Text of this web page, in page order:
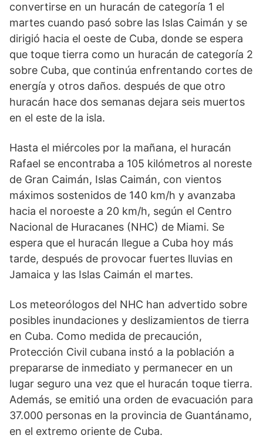
convertirse en un huracán de categoría 1 el
martes cuando pasó sobre las Islas Caimán y se
dirigió hacia el oeste de Cuba, donde se espera
que toque tierra como un huracán de categoría 2
sobre Cuba, que continúa enfrentando cortes de
energía y otros daños. después de que otro
huracán hace dos semanas dejara seis muertos
en el este de la isla.
Hasta el miércoles por la mañana, el huracán
Rafael se encontraba a 105 kilómetros al noreste
de Gran Caimán, Islas Caimán, con vientos
máximos sostenidos de 140 km/h y avanzaba
hacia el noroeste a 20 km/h, según el Centro
Nacional de Huracanes (NHC) de Miami. Se
espera que el huracán llegue a Cuba hoy más
tarde, después de provocar fuertes lluvias en
Jamaica y las Islas Caimán el martes.
Los meteorólogos del NHC han advertido sobre
posibles inundaciones y deslizamientos de tierra
en Cuba. Como medida de precaución,
Protección Civil cubana instó a la población a
prepararse de inmediato y permanecer en un
lugar seguro una vez que el huracán toque tierra.
Además, se emitió una orden de evacuación para
37.000 personas en la provincia de Guantánamo,
en el extremo oriente de Cuba.